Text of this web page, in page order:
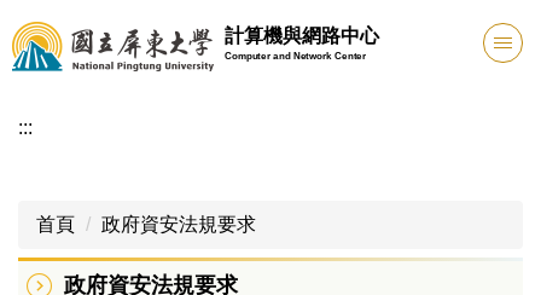
跳
到
主
內
計算機與網路中心
Computer and Network Center
:::
首頁 政府資安法規要求
政府資安法規要求